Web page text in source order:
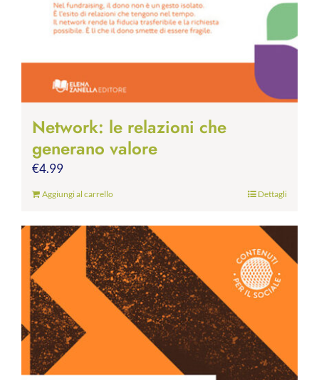
Network: le relazioni che
generano valore
€4.99
Aggiungi al carrello Dettagli